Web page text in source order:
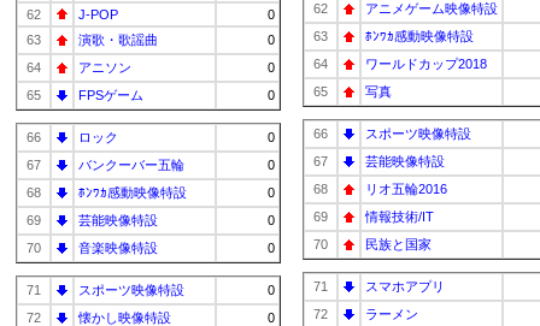
62
J-POP
0
63
演歌・歌謡曲
0
64
アニソン
0
65
FPSゲーム 0
66 ロック
0
67
バンクーバー五輪
0
68
ﾎﾝﾜｶ感動映像特設
0
69
芸能映像特設
0
70
音楽映像特設 0
71 スポーツ映像特設
0
72
懐かし映像特設
0
62
アニメゲーム映像特設
63
ﾎﾝﾜｶ感動映像特設
64
ワールドカップ2018
65
写真
66
スポーツ映像特設
67
芸能映像特設
68
リオ五輪2016
69
情報技術/IT
70
民族と国家
71
スマホアプリ
72
ラーメン